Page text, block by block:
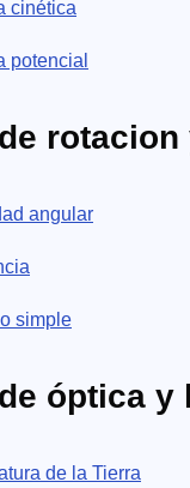
cinética
potencial
angular
simple
óptica y
de la Tierra